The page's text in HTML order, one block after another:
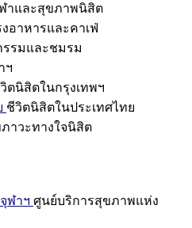
าและสุขภาพนิสิต
งอาหารและคาเฟ่
รรมและชมรม
ฯ
ตนิสิตในกรุงเทพฯ
ชีวิตนิสิตในประเทศไทย
าวะทางใจนิสิต
ฬาฯ ศูนย์บริการสุขภาพแห่ง